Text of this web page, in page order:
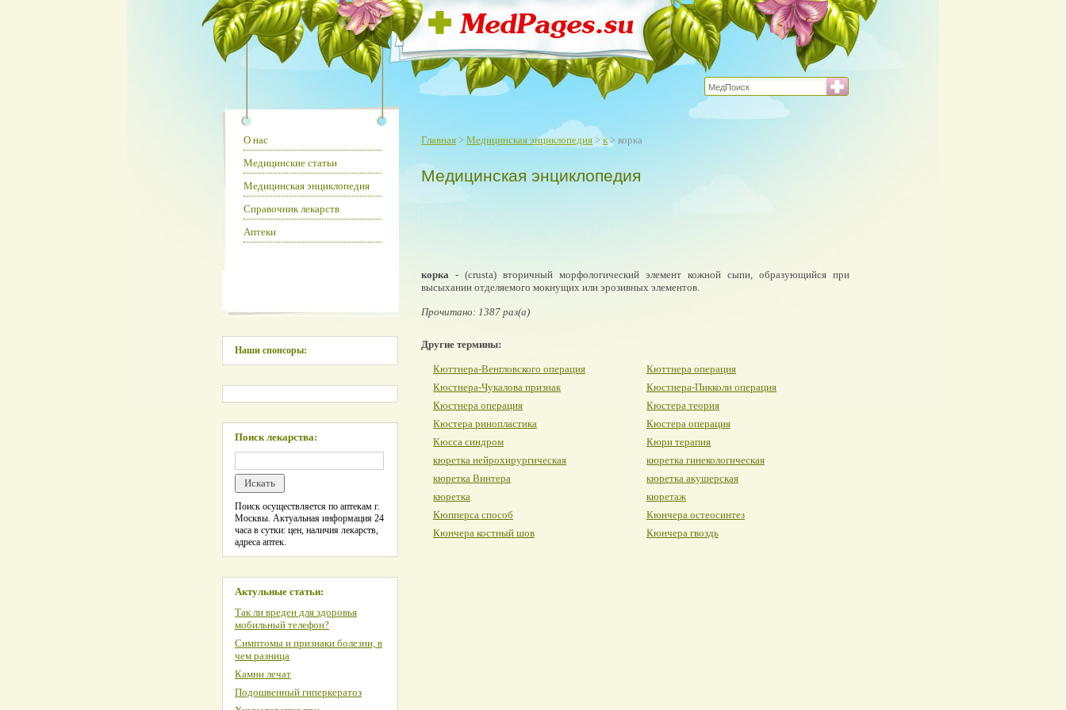
Главная > Медицинская энциклопедия > к> корка
Медицинская энциклопедия
корка - (crusta) вторичный морфологический элемент кожной сыпи, образующийся при
высыхании отделяемого мокнущих или эрозивных элементов.
Прочитано: 1387 раз(а)
Другие термины:
Кюттнера-Венгловского операция
Кюттнера операция
Кюстнера-Чукалова признак
Кюстнера-Пикколи операция
Кюстнера операция
Кюстера теория
Кюстера ринопластика
Кюстера операция
Кюсса синдром
Кюри терапия
кюретка нейрохирургическая
кюретка гинекологическая
кюретка Винтера
кюретка акушерская
кюретка
кюретаж
Кюпперса способ
Кюнчера остеосинтез
Кюнчера костный шов
Кюнчера гвоздь
О нас
Медицинские статьи
Медицинская энциклопедия
Справочник лекарств
Аптеки
Наши спонсоры:
Поиск лекарства:
Поиск осуществляется по аптекам г.
Москвы. Актуальная информация 24
часа в сутки: цен, наличия лекарств,
адреса аптек.
Актульные статьи:
Так ли вреден для здоровья
мобильный телефон?
Симптомы и признаки болезни, в
чем разница
Камни лечат
Подошвенный гиперкератоз